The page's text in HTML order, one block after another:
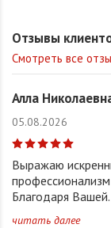
Отзывы
Смотреть все
Алла
05.08.2026
Выражаю
Благодаря
читать далее